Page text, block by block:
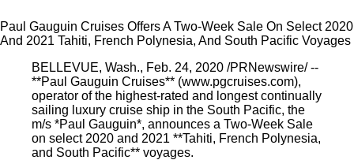
Paul Gauguin Cruises Offers A Two-Week Sale On Select 2020
And 2021 Tahiti, French Polynesia, And South Pacific Voyages
BELLEVUE, Wash., Feb. 24, 2020 /PRNewswire/ --
**Paul Gauguin Cruises** (www.pgcruises.com),
operator of the highest-rated and longest continually
sailing luxury cruise ship in the South Pacific, the
m/s *Paul Gauguin*, announces a Two-Week Sale
on select 2020 and 2021 **Tahiti, French Polynesia,
and South Pacific** voyages.